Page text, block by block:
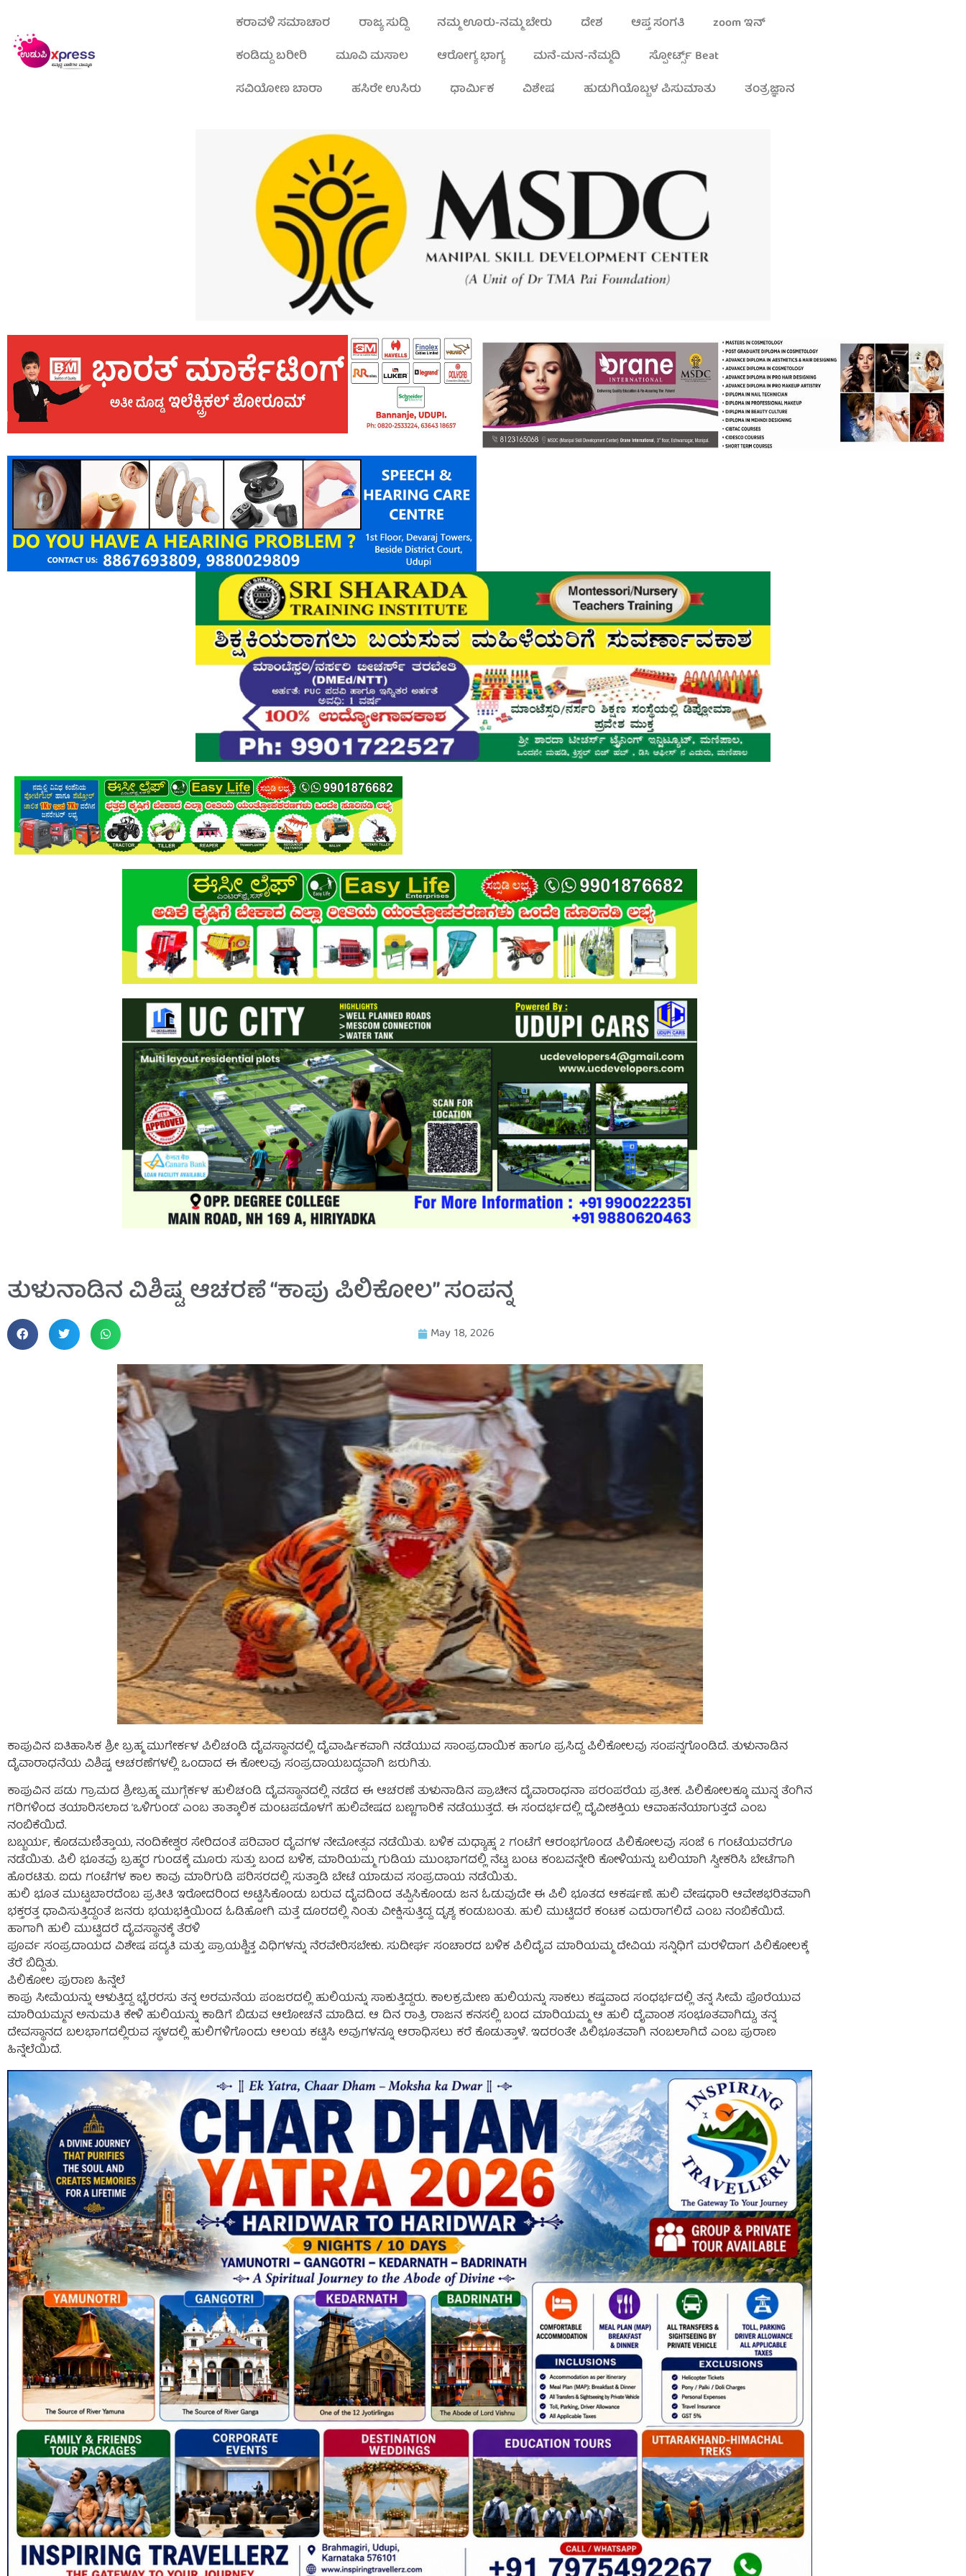
ಕರಾವಳಿ ಸಮಾಚಾರ ರಾಜ್ಯ ಸುದ್ದಿ ನಮ್ಮ ಊರು-ನಮ್ಮ ಬೇರು ದೇಶ ಆಪ್ತ ಸಂಗತಿ
zoom ಇನ್
ಕಂಡಿದ್ದು ಬರೀರಿ
ಮೂವಿ ಮಸಾಲ ಆರೋಗ್ಯ ಭಾಗ್ಯ ಮನೆ-ಮನ-ನೆಮ್ಮದಿ
ಸ್ಪೋರ್ಟ್ಸ್ Beat
ಸವಿಯೋಣ ಬಾರಾ
ಹಸಿರೇ ಉಸಿರು ಧಾರ್ಮಿಕ ವಿಶೇಷ ಹುಡುಗಿಯೊಬ್ಬಳ ಪಿಸುಮಾತು ತಂತ್ರಜ್ಞಾನ
ತುಳುನಾಡಿನ ವಿಶಿಷ್ಟ ಆಚರಣೆ “ಕಾಪು ಪಿಲಿಕೋಲ” ಸಂಪನ್ನ
May 18, 2026
ಕಾಪುವಿನ ಐತಿಹಾಸಿಕ ಶ್ರೀ ಬ್ರಹ್ಮ ಮುಗೇರ್ಕಳ ಪಿಲಿಚಂಡಿ ದೈವಸ್ಥಾನದಲ್ಲಿ ದೈವಾರ್ಷಿಕವಾಗಿ ನಡೆಯುವ ಸಾಂಪ್ರದಾಯಿಕ ಹಾಗೂ ಪ್ರಸಿದ್ದ ಪಿಲಿಕೋಲವು ಸಂಪನ್ನಗೊಂಡಿದೆ. ತುಳುನಾಡಿನ
ದೈವಾರಾಧನೆಯ ವಿಶಿಷ್ಟ ಆಚರಣೆಗಳಲ್ಲಿ ಒಂದಾದ ಈ ಕೋಲವು ಸಂಪ್ರದಾಯಬದ್ಧವಾಗಿ ಜರುಗಿತು.
ಕಾಪುವಿನ ಪಡು ಗ್ರಾಮದ ಶ್ರೀಬ್ರಹ್ಮ ಮುಗ್ಗೆರ್ಕಳ ಹುಲಿಚಂಡಿ ದೈವಸ್ಥಾನದಲ್ಲಿ ನಡೆದ ಈ ಆಚರಣೆ ತುಳುನಾಡಿನ ಪ್ರಾಚೀನ ದೈವಾರಾಧನಾ ಪರಂಪರೆಯ ಪ್ರತೀಕ. ಪಿಲಿಕೋಲಕ್ಕೂ ಮುನ್ನ ತೆಂಗಿನ
ಗರಿಗಳಿಂದ ತಯಾರಿಸಲಾದ ‘ಒಳಿಗುಂಡ’ ಎಂಬ ತಾತ್ಕಾಲಿಕ ಮಂಟಪದೊಳಗೆ ಹುಲಿವೇಷದ ಬಣ್ಣಗಾರಿಕೆ ನಡೆಯುತ್ತದೆ. ಈ ಸಂದರ್ಭದಲ್ಲಿ ದೈವೀಶಕ್ತಿಯ ಆವಾಹನೆಯಾಗುತ್ತದೆ ಎಂಬ
ನಂಬಿಕೆಯಿದೆ.
ಬಬ್ಬರ್ಯ, ಕೊಡಮಣಿತ್ತಾಯ, ನಂದಿಕೇಶ್ವರ ಸೇರಿದಂತೆ ಪರಿವಾರ ದೈವಗಳ ನೇಮೋತ್ಸವ ನಡೆಯಿತು. ಬಳಿಕ ಮಧ್ಯಾಹ್ನ 2 ಗಂಟೆಗೆ ಆರಂಭಗೊಂಡ ಪಿಲಿಕೋಲವು ಸಂಜೆ 6 ಗಂಟೆಯವರೆಗೂ
ನಡೆಯಿತು. ಪಿಲಿ ಭೂತವು ಬ್ರಹ್ಮರ ಗುಂಡಕ್ಕೆ ಮೂರು ಸುತ್ತು ಬಂದ ಬಳಿಕ, ಮಾರಿಯಮ್ಮ ಗುಡಿಯ ಮುಂಭಾಗದಲ್ಲಿ ನೆಟ್ಟ ಬಂಟ ಕಂಬವನ್ನೇರಿ ಕೋಳಿಯನ್ನು ಬಲಿಯಾಗಿ ಸ್ವೀಕರಿಸಿ ಬೇಟೆಗಾಗಿ
ಹೊರಟಿತು. ಐದು ಗಂಟೆಗಳ ಕಾಲ ಕಾವು ಮಾರಿಗುಡಿ ಪರಿಸರದಲ್ಲಿ ಸುತ್ತಾಡಿ ಬೇಟೆ ಯಾಡುವ ಸಂಪ್ರದಾಯ ನಡೆಯಿತು..
ಹುಲಿ ಭೂತ ಮುಟ್ಟಬಾರದೆಂಬ ಪ್ರತೀತಿ ಇರೋದರಿಂದ ಅಟ್ಟಿಸಿಕೊಂಡು ಬರುವ ದೈವದಿಂದ ತಪ್ಪಿಸಿಕೊಂಡು ಜನ ಓಡುವುದೇ ಈ ಪಿಲಿ ಭೂತದ ಆಕರ್ಷಣೆ. ಹುಲಿ ವೇಷಧಾರಿ ಆವೇಶಭರಿತವಾಗಿ
ಭಕ್ತರತ್ತ ಧಾವಿಸುತ್ತಿದ್ದಂತೆ ಜನರು ಭಯಭಕ್ತಿಯಿಂದ ಓಡಿಹೋಗಿ ಮತ್ತೆ ದೂರದಲ್ಲಿ ನಿಂತು ವೀಕ್ಷಿಸುತ್ತಿದ್ದ ದೃಶ್ಯ ಕಂಡುಬಂತು. ಹುಲಿ ಮುಟ್ಟಿದರೆ ಕಂಟಕ ಎದುರಾಗಲಿದೆ ಎಂಬ ನಂಬಿಕೆಯಿದೆ.
ಹಾಗಾಗಿ ಹುಲಿ ಮುಟ್ಟಿದರೆ ದೈವಸ್ಥಾನಕ್ಕೆ ತೆರಳಿ
ಪೂರ್ವ ಸಂಪ್ರದಾಯದ ವಿಶೇಷ ಪದ್ಯತಿ ಮತ್ತು ಪ್ರಾಯಶ್ಚಿತ್ತ ವಿಧಿಗಳನ್ನು ನೆರವೇರಿಸಬೇಕು. ಸುದೀರ್ಘ ಸಂಚಾರದ ಬಳಿಕ ಪಿಲಿದೈವ ಮಾರಿಯಮ್ಮ ದೇವಿಯ ಸನ್ನಿಧಿಗೆ ಮರಳಿದಾಗ ಪಿಲಿಕೋಲಕ್ಕೆ
ತೆರೆ ಬಿದ್ದಿತು.
ಪಿಲಿಕೋಲ ಪುರಾಣ ಹಿನ್ನೆಲೆ
ಕಾಪು ಸೀಮೆಯನ್ನು ಆಳುತ್ತಿದ್ದ ಭೈರರಸು ತನ್ನ ಅರಮನೆಯ ಪಂಜರದಲ್ಲಿ ಹುಲಿಯನ್ನು ಸಾಕುತ್ತಿದ್ದರು. ಕಾಲಕ್ರಮೇಣ ಹುಲಿಯನ್ನು ಸಾಕಲು ಕಷ್ಟವಾದ ಸಂಧರ್ಭದಲ್ಲಿ ತನ್ನ ಸೀಮೆ ಪೊರೆಯುವ
ಮಾರಿಯಮ್ಮನ ಅನುಮತಿ ಕೇಳಿ ಹುಲಿಯನ್ನು ಕಾಡಿಗೆ ಬಿಡುವ ಆಲೋಚನೆ ಮಾಡಿದ. ಆ ದಿನ ರಾತ್ರಿ ರಾಜನ ಕನಸಲ್ಲಿ ಬಂದ ಮಾರಿಯಮ್ಮ ಆ ಹುಲಿ ದೈವಾಂಶ ಸಂಭೂತವಾಗಿದ್ದು, ತನ್ನ
ದೇವಸ್ಥಾನದ ಬಲಭಾಗದಲ್ಲಿರುವ ಸ್ಥಳದಲ್ಲಿ ಹುಲಿಗಳಿಗೊಂದು ಆಲಯ ಕಟ್ಟಿಸಿ ಅವುಗಳನ್ನೂ ಆರಾಧಿಸಲು ಕರೆ ಕೊಡುತ್ತಾಳೆ. ಇದರಂತೇ ಪಿಲಿಭೂತವಾಗಿ ನಂಬಲಾಗಿದೆ ಎಂಬ ಪುರಾಣ
ಹಿನ್ನೆಲೆಯಿದೆ.